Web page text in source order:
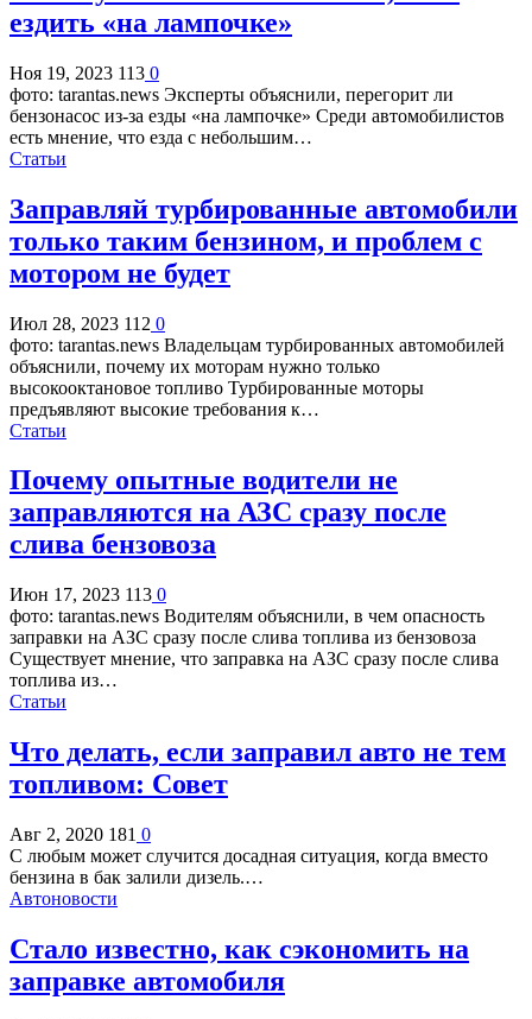
ездить «на лампочке»
Ноя 19, 2023 113 0
фото: tarantas.news Эксперты объяснили, перегорит ли
бензонасос из-за езды «на лампочке» Среди автомобилистов
есть мнение, что езда с небольшим…
Статьи
Заправляй турбированные автомобили
только таким бензином, и проблем с
мотором не будет
Июл 28, 2023 112 0
фото: tarantas.news Владельцам турбированных автомобилей
объяснили, почему их моторам нужно только
высокооктановое топливо Турбированные моторы
предъявляют высокие требования к…
Статьи
Почему опытные водители не
заправляются на АЗС сразу после
слива бензовоза
Июн 17, 2023 113 0
фото: tarantas.news Водителям объяснили, в чем опасность
заправки на АЗС сразу после слива топлива из бензовоза
Существует мнение, что заправка на АЗС сразу после слива
топлива из…
Статьи
Что делать, если заправил авто не тем
топливом: Совет
Авг 2, 2020 181 0
С любым может случится досадная ситуация, когда вместо
бензина в бак залили дизель.…
Автоновости
Стало известно, как сэкономить на
заправке автомобиля